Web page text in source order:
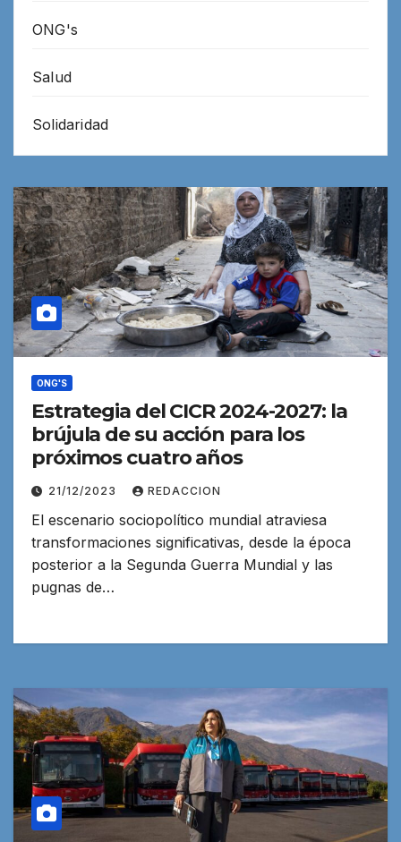
ONG's
Salud
Solidaridad
ONG'S
Estrategia del CICR 2024-2027: la
brújula de su acción para los
próximos cuatro años
21/12/2023 REDACCION
El escenario sociopolítico mundial atraviesa
transformaciones significativas, desde la época
posterior a la Segunda Guerra Mundial y las
pugnas de…